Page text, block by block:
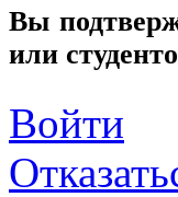
Вы
или
Войти